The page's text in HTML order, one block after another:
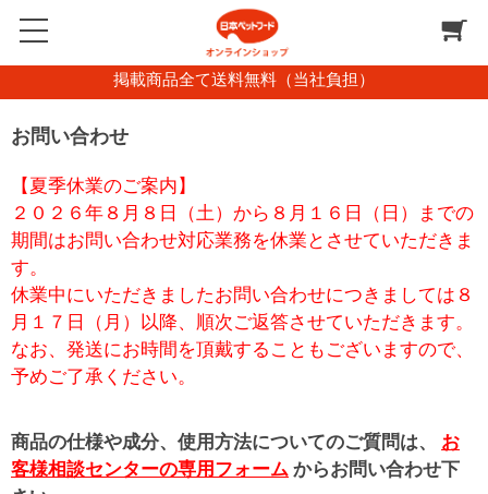
掲載商品全て送料無料（当社負担）
お問い合わせ
【夏季休業のご案内】
２０２６年８月８日（土）から８月１６日（日）までの
期間はお問い合わせ対応業務を休業とさせていただきま
す。
休業中にいただきましたお問い合わせにつきましては８
月１７日（月）以降、順次ご返答させていただきます。
なお、発送にお時間を頂戴することもございますので、
予めご了承ください。
商品の仕様や成分、使用方法についてのご質問は、 お
客様相談センターの専用フォーム からお問い合わせ下